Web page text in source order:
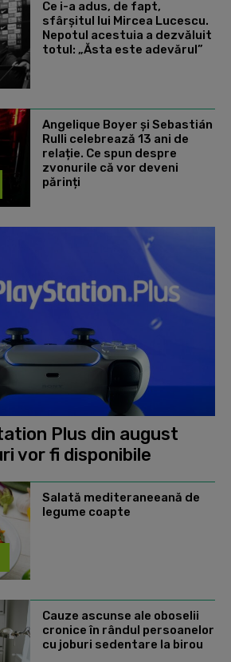
Ce i-a adus, de fapt,
sfârșitul lui Mircea Lucescu.
Nepotul acestuia a dezvăluit
totul: „Ăsta este adevărul”
Angelique Boyer și Sebastián
Rulli celebrează 13 ani de
relație. Ce spun despre
zvonurile că vor deveni
părinți
Plus din august
vor fi disponibile
Salată mediteraneeană de
legume coapte
Cauze ascunse ale oboselii
cronice în rândul persoanelor
cu joburi sedentare la birou